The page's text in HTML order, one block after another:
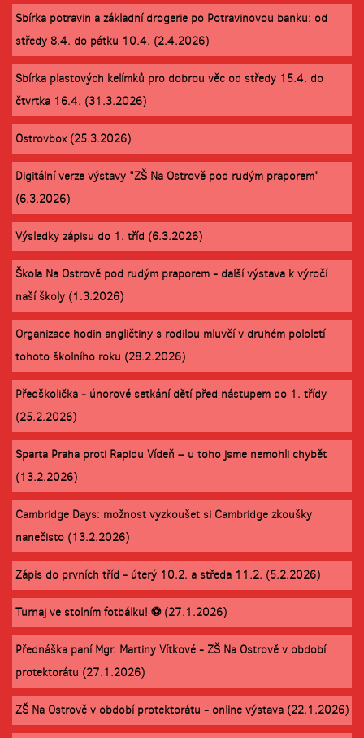
Sbírka potravin a základní drogerie po Potravinovou banku: od
středy 8.4. do pátku 10.4. (2.4.2026)
Sbírka plastových kelímků pro dobrou věc od středy 15.4. do
čtvrtka 16.4. (31.3.2026)
Ostrovbox (25.3.2026)
Digitální verze výstavy "ZŠ Na Ostrově pod rudým praporem"
(6.3.2026)
Výsledky zápisu do 1. tříd (6.3.2026)
Škola Na Ostrově pod rudým praporem - další výstava k výročí
naší školy (1.3.2026)
Organizace hodin angličtiny s rodilou mluvčí v druhém pololetí
tohoto školního roku (28.2.2026)
Předškolička - únorové setkání dětí před nástupem do 1. třídy
(25.2.2026)
Sparta Praha proti Rapidu Vídeň – u toho jsme nemohli chybět
(13.2.2026)
Cambridge Days: možnost vyzkoušet si Cambridge zkoušky
nanečisto (13.2.2026)
Zápis do prvních tříd - úterý 10.2. a středa 11.2. (5.2.2026)
Turnaj ve stolním fotbálku! ⚽ (27.1.2026)
Přednáška paní Mgr. Martiny Vítkové - ZŠ Na Ostrově v období
protektorátu (27.1.2026)
ZŠ Na Ostrově v období protektorátu - online výstava (22.1.2026)